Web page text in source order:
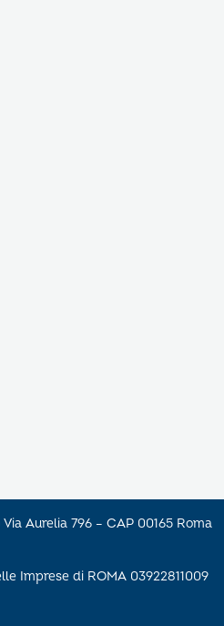
Aurelia 796 – CAP 00165 Roma
Imprese di ROMA 03922811009